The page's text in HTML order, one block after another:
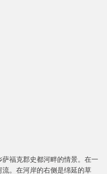
福克郡史都河畔的情景。在一
。在河岸的右侧是绵延的草